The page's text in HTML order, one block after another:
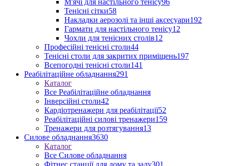
М'ячі для настільного тенісу96
Тенісні сітки58
Накладки аерозолі та інші аксесуари192
Гармати для настільного тенісу12
Чохли для тенісних столів12
Професійні тенісні столи44
Тенісні столи для закритих приміщень197
Всепогодні тенісні столи141
Реабілітаційне обладнання291
Каталог
Все Реабілітаційне обладнання
Інверсійні столи42
Кардіотренажери для реабілітації52
Реабілітаційні силові тренажери159
Тренажери для розтягування13
Силове обладнання3630
Каталог
Все Силове обладнання
Фітнес станції для дому та залу301